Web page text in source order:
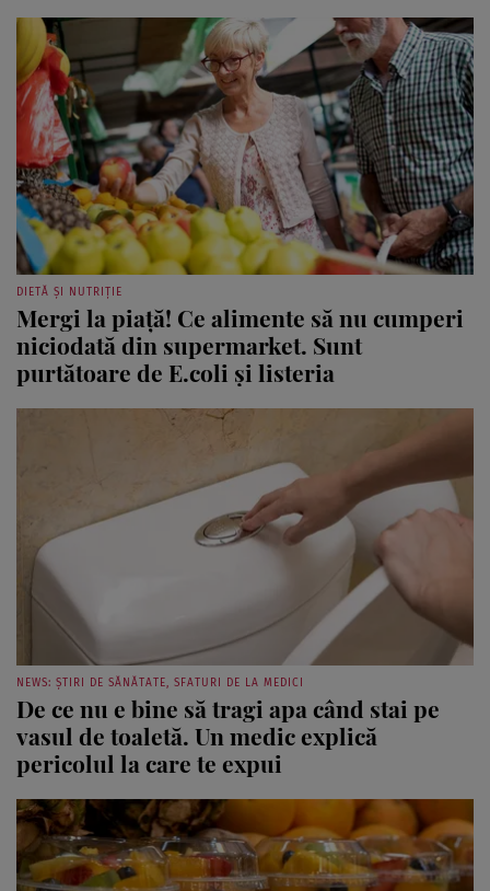
DIETĂ ȘI NUTRIȚIE
Mergi la piață! Ce alimente să nu cumperi
niciodată din supermarket. Sunt
purtătoare de E.coli și listeria
NEWS: ȘTIRI DE SĂNĂTATE, SFATURI DE LA MEDICI
De ce nu e bine să tragi apa când stai pe
vasul de toaletă. Un medic explică
pericolul la care te expui